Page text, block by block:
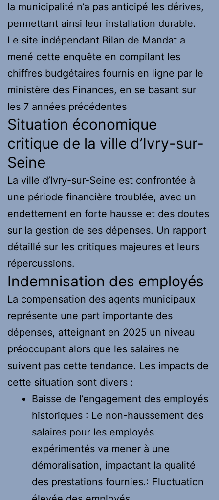
la municipalité n’a pas anticipé les dérives,
permettant ainsi leur installation durable.
Le site indépendant Bilan de Mandat a
mené cette enquête en compilant les
chiffres budgétaires fournis en ligne par le
ministère des Finances, en se basant sur
les 7 années précédentes
Situation économique
critique de la ville d’Ivry-sur-
Seine
La ville d’Ivry-sur-Seine est confrontée à
une période financière troublée, avec un
endettement en forte hausse et des doutes
sur la gestion de ses dépenses. Un rapport
détaillé sur les critiques majeures et leurs
répercussions.
Indemnisation des employés
La compensation des agents municipaux
représente une part importante des
dépenses, atteignant en 2025 un niveau
préoccupant alors que les salaires ne
suivent pas cette tendance. Les impacts de
cette situation sont divers :
Baisse de l’engagement des employés
historiques : Le non-haussement des
salaires pour les employés
expérimentés va mener à une
démoralisation, impactant la qualité
des prestations fournies.: Fluctuation